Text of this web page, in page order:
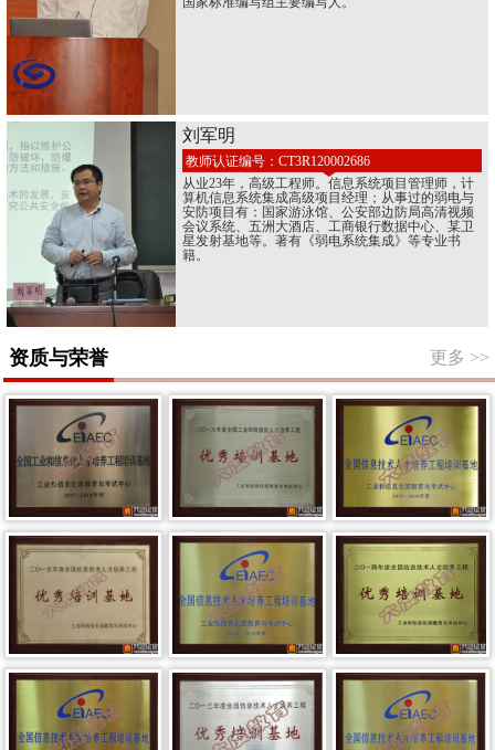
刘军明
教师认证编号：CT3R120002686
从业23年，高级工程师。信息系统项目管理师，计
算机信息系统集成高级项目经理；从事过的弱电与
安防项目有：国家游泳馆、公安部边防局高清视频
会议系统、五洲大酒店、工商银行数据中心、某卫
星发射基地等。著有《弱电系统集成》等专业书
籍。
资质与荣誉 更多 >>